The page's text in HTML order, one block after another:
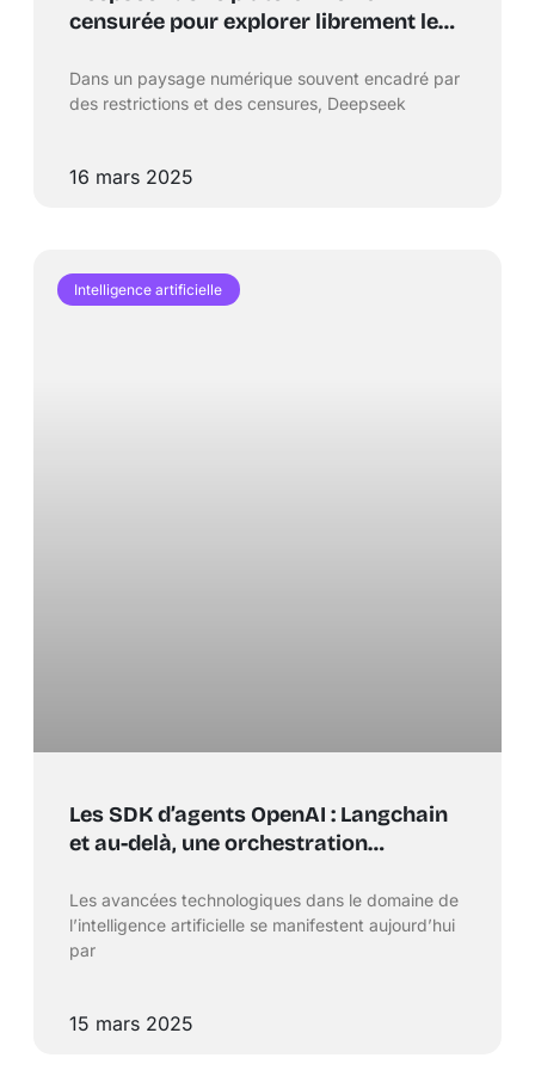
censurée pour explorer librement le
Dans un paysage numérique souvent encadré par
des restrictions et des censures, Deepseek
16 mars 2025
Intelligence artificielle
Les SDK d’agents OpenAI : Langchain
et au-delà, une orchestration
Les avancées technologiques dans le domaine de
l’intelligence artificielle se manifestent aujourd’hui
par
15 mars 2025